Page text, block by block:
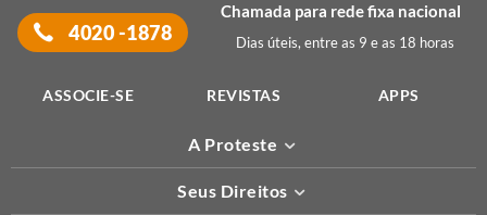
4020 -1878
Chamada para rede fixa nacional
Dias úteis, entre as 9 e as 18 horas
ASSOCIE-SE REVISTAS APPS
A Proteste
Seus Direitos